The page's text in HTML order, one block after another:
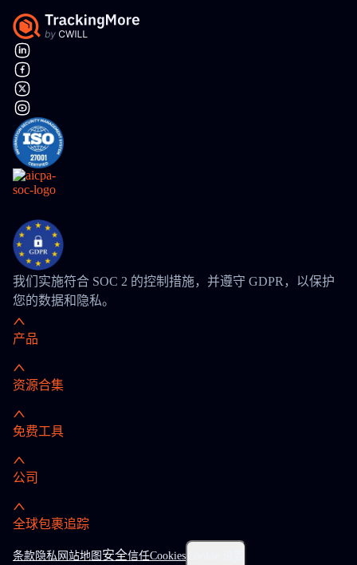
我们实施符合 SOC 2 的控制措施，并遵守 GDPR，以保护
您的数据和隐私。
产品
资源合集
免费工具
公司
全球包裹追踪
条款隐私 网站地图 安全信任Cookies